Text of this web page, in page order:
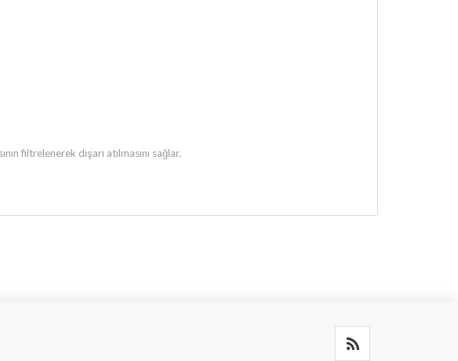
filtrelenerek dışarı atılmasını sağlar.